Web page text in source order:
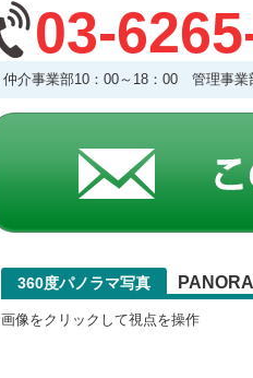
03-
仲介事業部10：00～18：00 管理事
360度パノラマ写真
画像をクリックして視点を操作